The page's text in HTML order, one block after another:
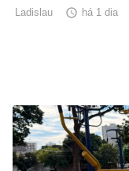
Ladislau  há 1 dia